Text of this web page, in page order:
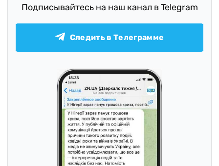
Подписывайтесь на наш канал в Telegram
Следить в Телеграмме